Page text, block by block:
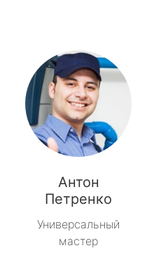
Антон
Петренко
Универсальный
мастер